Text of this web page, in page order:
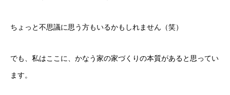
ちょっと不思議に思う方もいるかもしれません（笑）
でも、私はここに、かなう家の家づくりの本質があると思ってい
ます。